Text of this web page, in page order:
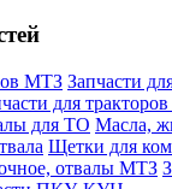
МТЗ Запчасти
для
для ТО Масла,
Щетки для
отвалы МТЗ